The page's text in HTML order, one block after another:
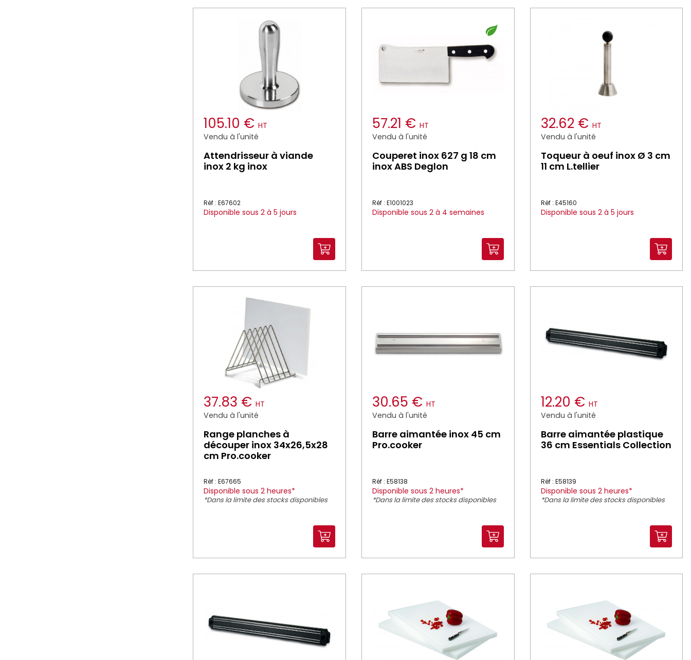
105.10 € HT
Vendu à l'unité
Attendrisseur à viande
inox 2 kg inox
Réf : E67602
Disponible sous 2 à 5 jours
57.21 € HT
Vendu à l'unité
Couperet inox 627 g 18 cm
inox ABS Deglon
Réf : E1001023
Disponible sous 2 à 4 semaines
32.62 € HT
Vendu à l'unité
Toqueur à oeuf inox Ø 3 cm
11 cm L.tellier
Réf : E45160
Disponible sous 2 à 5 jours
37.83 € HT
Vendu à l'unité
Range planches à
découper inox 34x26,5x28
cm Pro.cooker
Réf : E67665
Disponible sous 2 heures*
*Dans la limite des stocks disponibles
30.65 € HT
Vendu à l'unité
Barre aimantée inox 45 cm
Pro.cooker
Réf : E58138
Disponible sous 2 heures*
*Dans la limite des stocks disponibles
12.20 € HT
Vendu à l'unité
Barre aimantée plastique
36 cm Essentials Collection
Réf : E58139
Disponible sous 2 heures*
*Dans la limite des stocks disponibles